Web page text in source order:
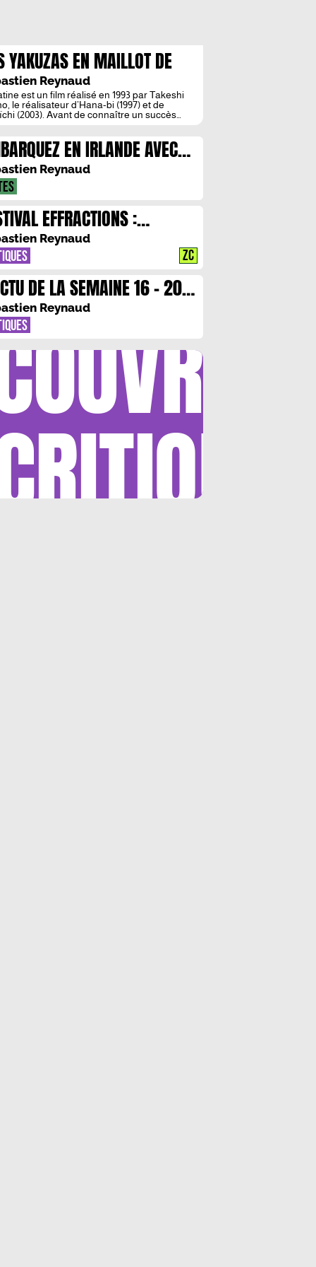
YAKUZAS EN MAILLOT DE
Reynaud
est un film réalisé en 1993 par Takeshi
le réalisateur d’Hana-bi (1997) et de
(2003). Avant de connaître un succès
et acteur d’émissions populaires sous
de “Beat Takeshi”.
EN IRLANDE AVEC
DEON
Reynaud
EFFRACTIONS :
AVEC JUSTINE AUGIER
Reynaud
ZC
DE LA SEMAINE 16 – 20
Reynaud